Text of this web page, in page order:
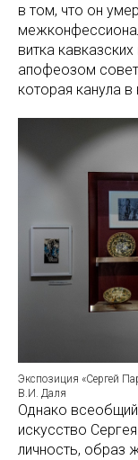
в том, что он
витка
апофеозом
которая канула
Экспозиция «Сергей
В.И. Даля
Однако
искусство
личность, образ